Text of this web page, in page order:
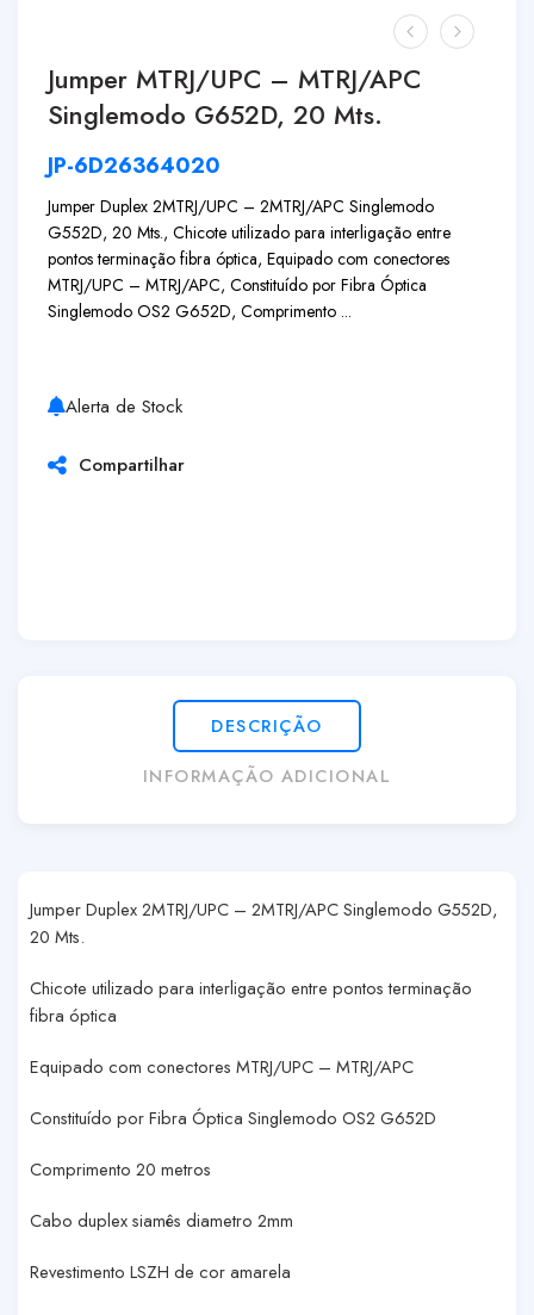
Jumper MTRJ/UPC – MTRJ/APC
Singlemodo G652D, 20 Mts.
JP-6D26364020
Jumper Duplex 2MTRJ/UPC – 2MTRJ/APC Singlemodo
G552D, 20 Mts., Chicote utilizado para interligação entre
pontos terminação fibra óptica, Equipado com conectores
MTRJ/UPC – MTRJ/APC, Constituído por Fibra Óptica
Singlemodo OS2 G652D, Comprimento ...
Alerta de Stock
Compartilhar
DESCRIÇÃO
INFORMAÇÃO ADICIONAL
Jumper Duplex 2MTRJ/UPC – 2MTRJ/APC Singlemodo G552D,
20 Mts.
Chicote utilizado para interligação entre pontos terminação
fibra óptica
Equipado com conectores MTRJ/UPC – MTRJ/APC
Constituído por Fibra Óptica Singlemodo OS2 G652D
Comprimento 20 metros
Cabo duplex siamês diametro 2mm
Revestimento LSZH de cor amarela